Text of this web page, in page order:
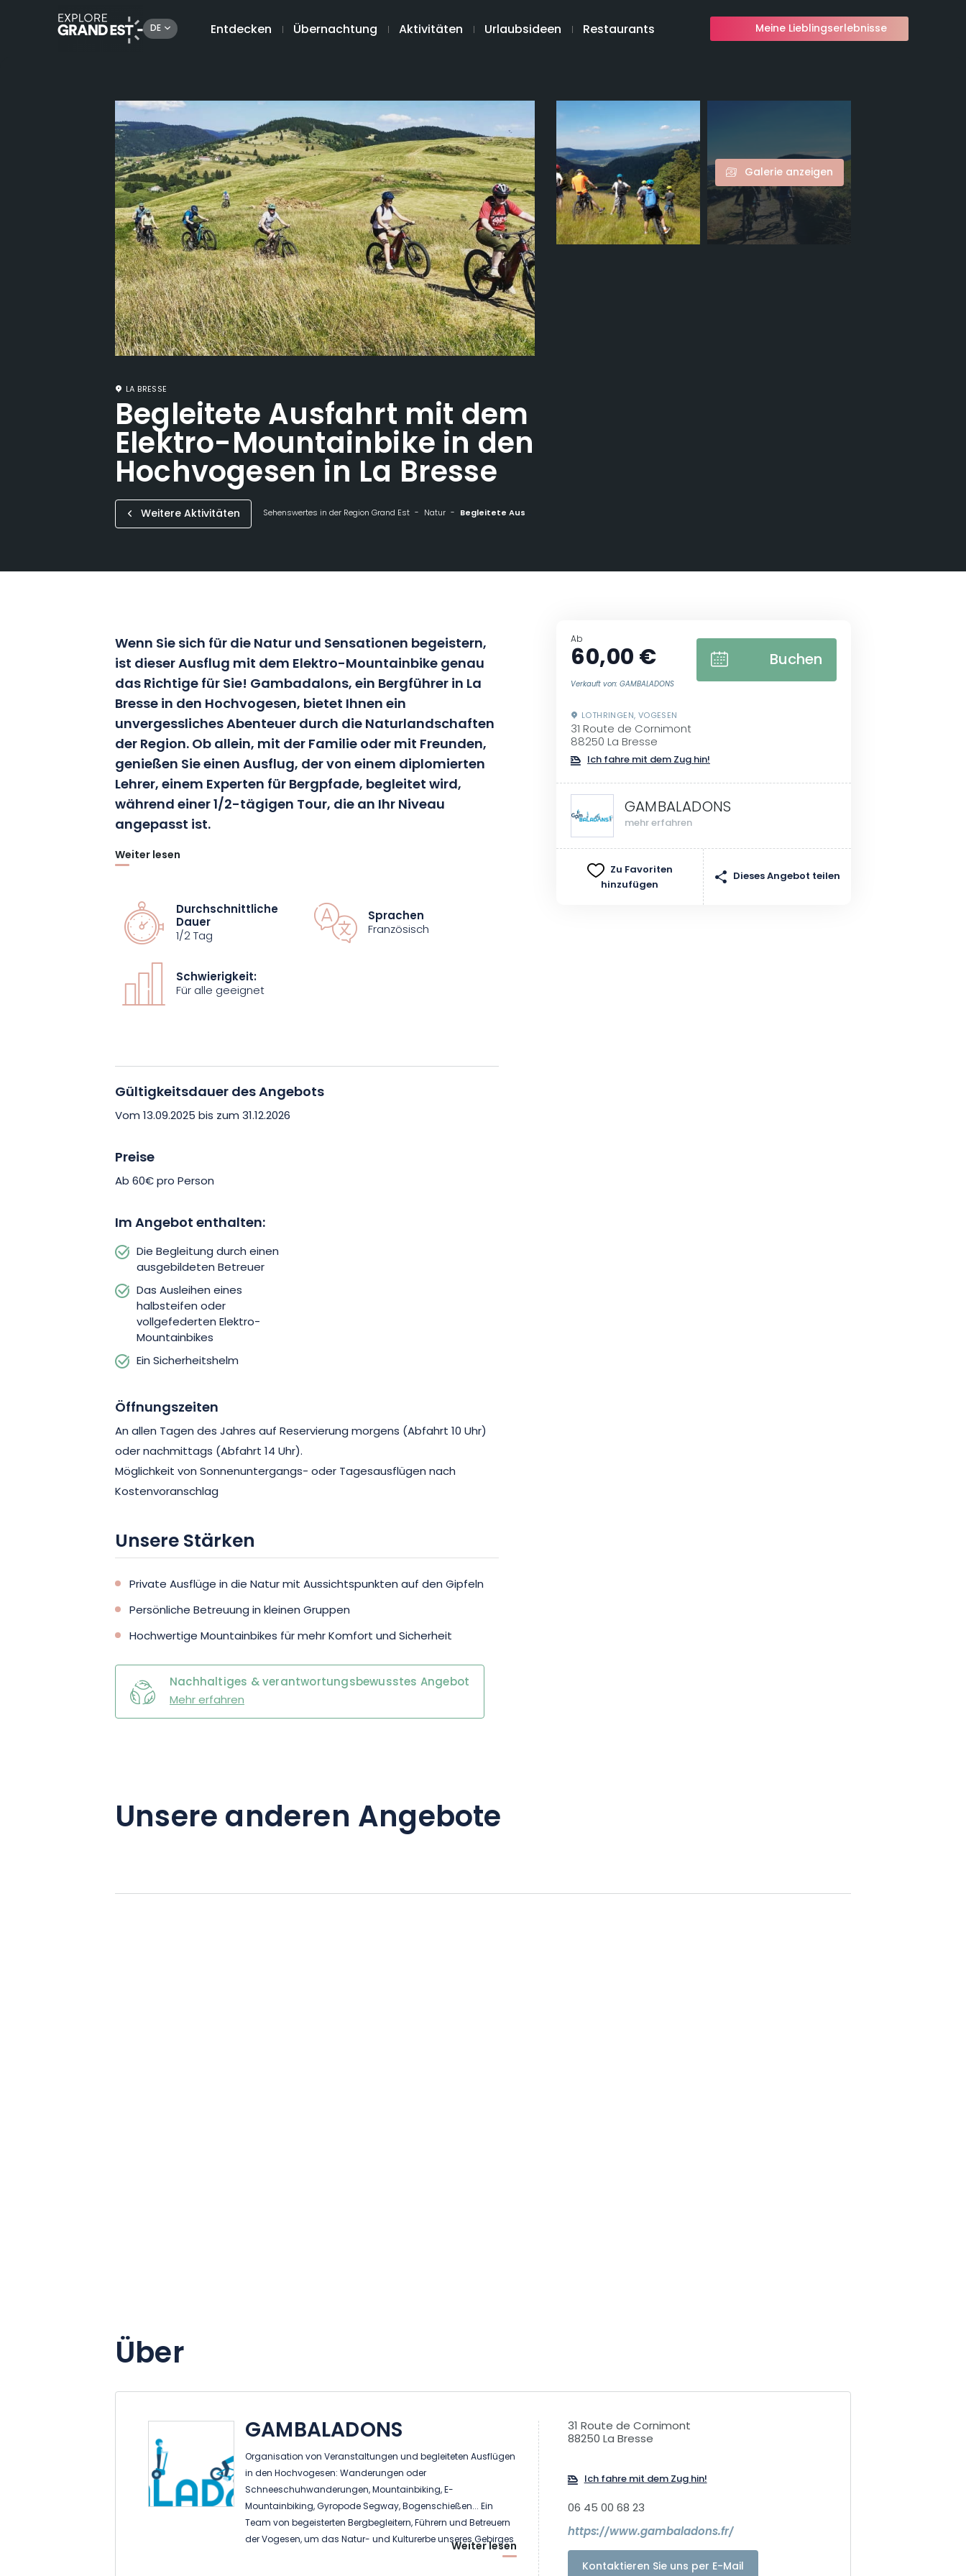
DE Entdecken Übernachtung Aktivitäten Urlaubsideen Restaurants Meine Lieblingserlebnisse
Galerie anzeigen
LA BRESSE
Begleitete Ausfahrt mit dem
Elektro-Mountainbike in den
Hochvogesen in La Bresse
Weitere Aktivitäten Sehenswertes in der Region Grand Est Natur Begleitete Ausfahrt mit dem Elektro-Mountainbike in den Hochvogesen in La Bresse
Wenn Sie sich für die Natur und Sensationen begeistern,
ist dieser Ausflug mit dem Elektro-Mountainbike genau
das Richtige für Sie! Gambadalons, ein Bergführer in La
Bresse in den Hochvogesen, bietet Ihnen ein
unvergessliches Abenteuer durch die Naturlandschaften
der Region. Ob allein, mit der Familie oder mit Freunden,
genießen Sie einen Ausflug, der von einem diplomierten
Lehrer, einem Experten für Bergpfade, begleitet wird,
während einer 1/2-tägigen Tour, die an Ihr Niveau
angepasst ist.
Erkunden Sie die Naturschätze der Vogesen auf Radwanderwegen
Panoramen über das Tal nehmen! Bei dieser außergewöhnlichen
Erfahrung können Sie die Schönheit der Landschaften voll und ganz
genießen und gleichzeitig Momente erleben, die zu 100 % aus
Abenteuer bestehen.
Für Ihren Komfort ist die Ausrüstung inbegriffen: Ihr Reiseleiter stellt
sich aus, und los geht’s für einen halben Tag voller Erlebnisse und
Entdeckungen!
und erobern Sie die Vogesen auf eine Art und Weise, die Ihnen
Weiter lesen
Durchschnittliche
Dauer
1/2 Tag
Sprachen
Französisch
Schwierigkeit:
Für alle geeignet
Gültigkeitsdauer des Angebots
Vom 13.09.2025 bis zum 31.12.2026
Preise
Ab 60€ pro Person
Im Angebot enthalten:
Die Begleitung durch einen
ausgebildeten Betreuer
Das Ausleihen eines
halbsteifen oder
vollgefederten Elektro-
Mountainbikes
Ein Sicherheitshelm
Öffnungszeiten
An allen Tagen des Jahres auf Reservierung morgens (Abfahrt 10 Uhr)
oder nachmittags (Abfahrt 14 Uhr).
Möglichkeit von Sonnenuntergangs- oder Tagesausflügen nach
Kostenvoranschlag
Unsere Stärken
Private Ausflüge in die Natur mit Aussichtspunkten auf den Gipfeln
Persönliche Betreuung in kleinen Gruppen
Hochwertige Mountainbikes für mehr Komfort und Sicherheit
Nachhaltiges & verantwortungsbewusstes Angebot
Mehr erfahren
Ab
60,00 €
Verkauft von: GAMBALADONS
Buchen
LOTHRINGEN, VOGESEN
31 Route de Cornimont
88250 La Bresse
Ich fahre mit dem Zug hin!
GAMBALADONS
mehr erfahren
Zu Favoriten
hinzufügen
Dieses Angebot teilen
Unsere anderen Angebote
Über
GAMBALADONS
Organisation von Veranstaltungen und begleiteten Ausflügen
in den Hochvogesen: Wanderungen oder
Schneeschuhwanderungen, Mountainbiking, E-
Mountainbiking, Gyropode Segway, Bogenschießen... Ein
Team von begeisterten Bergbegleitern, Führern und Betreuern
der Vogesen, um das Natur- und Kulturerbe unseres Gebirges
Weiter lesen
31 Route de Cornimont
88250 La Bresse
Ich fahre mit dem Zug hin!
06 45 00 68 23
https://www.gambaladons.fr/
Kontaktieren Sie uns per E-Mail